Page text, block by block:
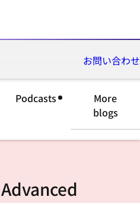
お問い合わせ
Podcasts
More
blogs